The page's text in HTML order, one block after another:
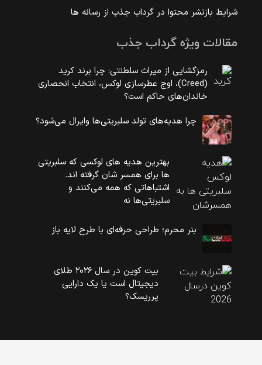
شرایط بازنشر محتوا در گرداب جذب از رسانه ها
مقالات ویژه گرداب جذب
رمزگشایی از میراث سلطنتی: چرا برند کرید
(Creed)، اوج عطرسازی لوکس، انتخاب انحصاری
خاندان‌های حاکم است؟
چرا هدیه‌های تولد سلبریتی‌ها وایرال می‌شود؟
بهترین هدیه های لوکسی که سلبریتی
ها برای همسر شان گرفته اند.
اشتباهاتی که همه می‌کنند و
سلبریتی‌ها نه
بنر محرم؛ طراحی حرفه‌ای با طرح لایه باز
بیت کوین در سال ۲۰۲۶ طلای
دیجیتال است یا یک دارایی
پرریسک؟